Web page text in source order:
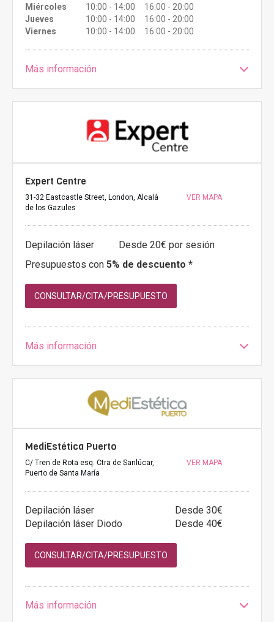
Miércoles
10:00 - 14:00 16:00 - 20:00
Jueves
10:00 - 14:00 16:00 - 20:00
Viernes
10:00 - 14:00 16:00 - 20:00
Más información
Expert Centre
31-32 Eastcastle Street, London, Alcalá
de los Gazules
VER MAPA
Depilación láser
Desde 20€ por sesión
Presupuestos con 5% de descuento *
CONSULTAR/CITA/PRESUPUESTO
Más información
MediEstética Puerto
C/ Tren de Rota esq. Ctra de Sanlúcar,
Puerto de Santa María
VER MAPA
Depilación láser
Desde 30€
Depilación láser Diodo
Desde 40€
CONSULTAR/CITA/PRESUPUESTO
Más información